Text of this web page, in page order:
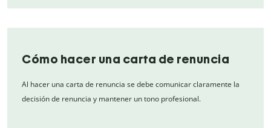
Cómo hacer una carta de renuncia
Al hacer una carta de renuncia se debe comunicar claramente la
decisión de renuncia y mantener un tono profesional.